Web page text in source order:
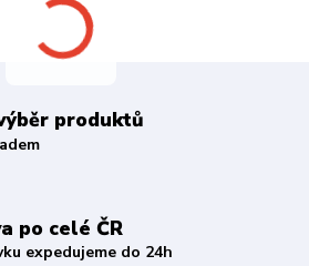
produktů
po celé ČR
expedujeme do 24h